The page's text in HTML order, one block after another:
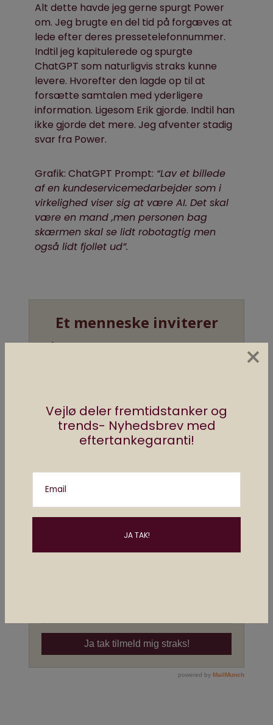
Vejlø deler fremtidstanker og
trends- Nyhedsbrev med
eftertankegaranti!
Email
×
Alt dette havde jeg gerne spurgt Power
om. Jeg brugte en del tid på forgæves at
lede efter deres pressetelefonnummer.
Indtil jeg kapitulerede og spurgte
ChatGPT som naturligvis straks kunne
levere. Hvorefter den lagde op til at
forsætte samtalen med yderligere
information. Ligesom Erik gjorde. Indtil han
ikke gjorde det mere. Jeg afventer stadig
svar fra Power.
Grafik: ChatGPT Prompt: “Lav et billede
af en kundeservicemedarbejder som i
virkelighed viser sig at være AI. Det skal
være en mand ,men personen bag
skærmen skal se lidt robotagtig men
også lidt fjollet ud”.